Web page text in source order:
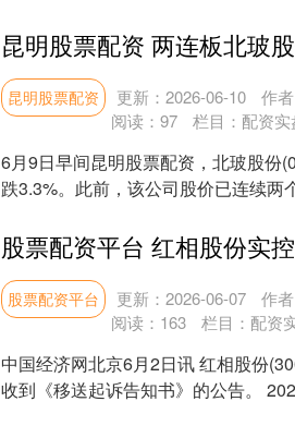
昆明股票配资 更新：2026-06-10
作
阅读： 97 栏目： 配资
6月9日早间昆明股票配资，北玻股份
跌3.3%。此前，该公司股价已连续
股票配资平台 更新：2026-06-07
作
阅读： 163 栏目： 配资
中国经济网北京6月2日讯 红相股份
收到《移送起诉告知书》的公告。